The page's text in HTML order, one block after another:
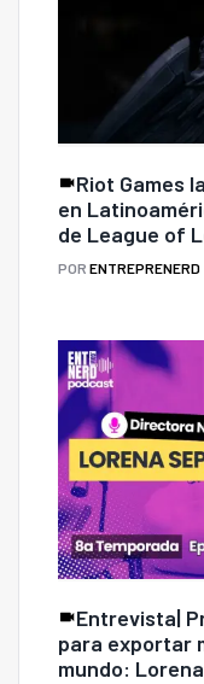
Riot Games
en
de League of
POR ENTREPRENERD
Entrevista|
para exportar
mundo: